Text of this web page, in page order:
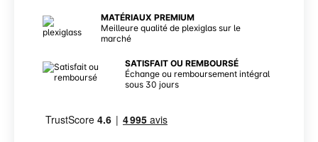
MATÉRIAUX PREMIUM
Meilleure qualité de plexiglas sur le
marché
SATISFAIT OU REMBOURSÉ
Échange ou remboursement intégral
sous 30 jours